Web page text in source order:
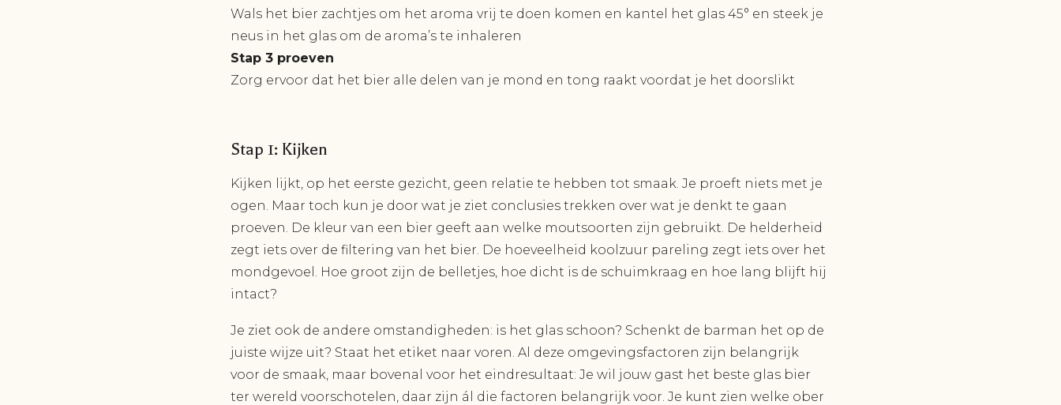
Wals het bier zachtjes om het aroma vrij te doen komen en kantel het glas 45° en steek je
neus in het glas om de aroma’s te inhaleren
Stap 3 proeven
Zorg ervoor dat het bier alle delen van je mond en tong raakt voordat je het doorslikt
Stap 1: Kijken
Kijken lijkt, op het eerste gezicht, geen relatie te hebben tot smaak. Je proeft niets met je
ogen. Maar toch kun je door wat je ziet conclusies trekken over wat je denkt te gaan
proeven. De kleur van een bier geeft aan welke moutsoorten zijn gebruikt. De helderheid
zegt iets over de filtering van het bier. De hoeveelheid koolzuur pareling zegt iets over het
mondgevoel. Hoe groot zijn de belletjes, hoe dicht is de schuimkraag en hoe lang blijft hij
intact?
Je ziet ook de andere omstandigheden: is het glas schoon? Schenkt de barman het op de
juiste wijze uit? Staat het etiket naar voren. Al deze omgevingsfactoren zijn belangrijk
voor de smaak, maar bovenal voor het eindresultaat: Je wil jouw gast het beste glas bier
ter wereld voorschotelen, daar zijn ál die factoren belangrijk voor. Je kunt zien welke ober